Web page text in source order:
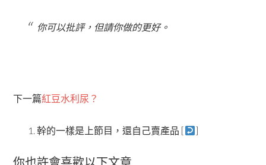
你可以批評，但請你做的更好。
下一篇紅豆水利尿？
幹的一樣是上節目，還自己賣產品 [ ]
你也許會喜歡以下文章